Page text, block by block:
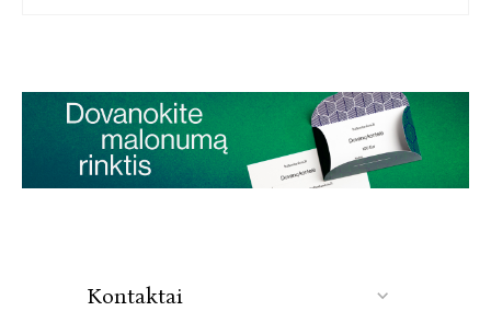
Kontaktai